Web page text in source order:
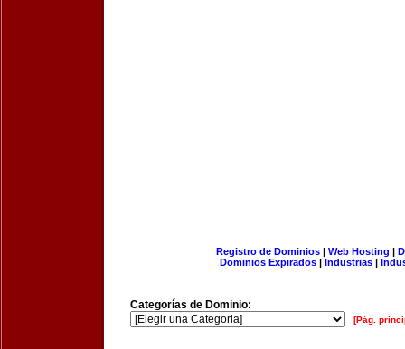
Registro de Dominios| Web Hosting |
Dominios Expirados | Industrias |
Categorías de Dominio:
[Pág.